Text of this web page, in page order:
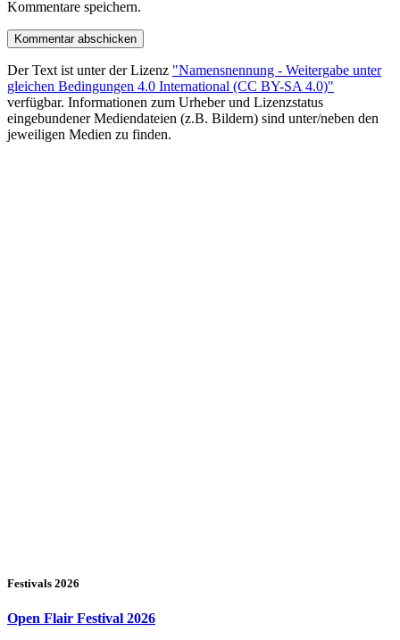
Kommentare speichern.
Der Text ist unter der Lizenz "Namensnennung - Weitergabe unter
gleichen Bedingungen 4.0 International (CC BY-SA 4.0)"
verfügbar. Informationen zum Urheber und Lizenzstatus
eingebundener Mediendateien (z.B. Bildern) sind unter/neben den
jeweiligen Medien zu finden.
Festivals 2026
Open Flair Festival 2026